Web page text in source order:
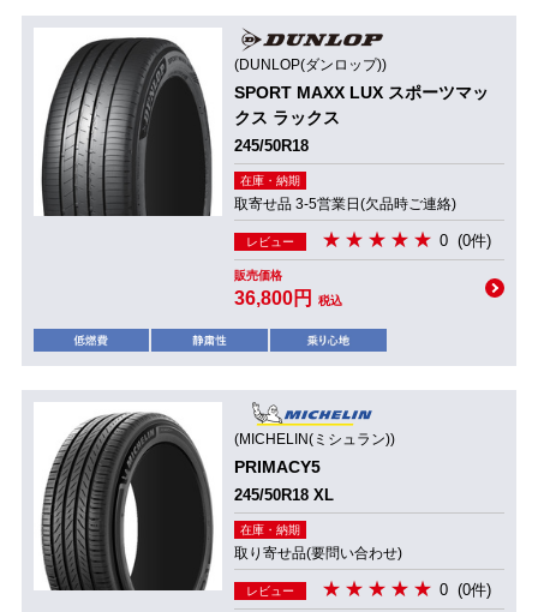
(DUNLOP(ダンロップ))
SPORT MAXX LUX スポーツマッ
クス ラックス
245/50R18
在庫・納期
取寄せ品 3-5営業日(欠品時ご連絡)
レビュー 0 (0件)
販売価格
36,800円 税込
(MICHELIN(ミシュラン))
PRIMACY5
245/50R18 XL
在庫・納期
取り寄せ品(要問い合わせ)
レビュー 0 (0件)